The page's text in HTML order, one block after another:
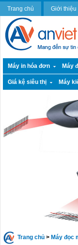
Trang chủ Giới thiệu
Máy in hóa đơn Máy
Giá kệ siêu thị Máy
Trang chủ > Máy đọc